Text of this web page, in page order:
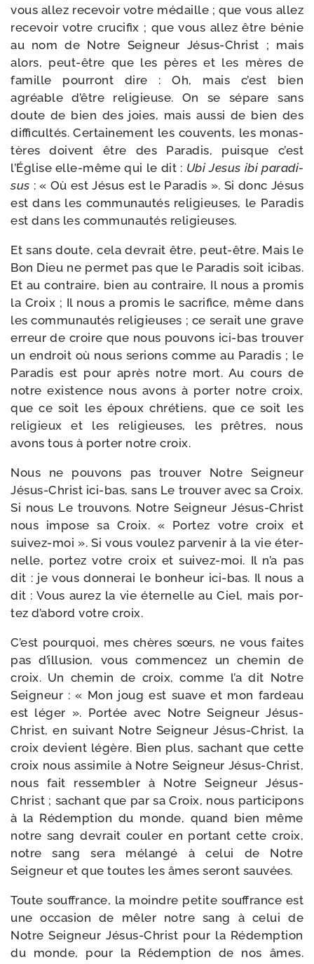
vous allez rece­voir votre médaille ; que vous allez
rece­voir votre cru­ci­fix ; que vous allez être bénie
au nom de Notre Seigneur Jésus-​Christ ; mais
alors, peut-​être que les pères et les mères de
famille pour­ront dire : Oh, mais c’est bien
agréable d’être reli­gieuse. On se sépare sans
doute de bien des joies, mais aus­si de bien des
dif­fi­cul­tés. Certainement les cou­vents, les monas­
tères doivent être des Paradis, puisque c’est
l’Église elle-​même qui le dit : Ubi Jesus ibi para­di­
sus : « Où est Jésus est le Paradis ». Si donc Jésus
est dans les com­mu­nau­tés reli­gieuses, le Paradis
est dans les com­mu­nau­tés religieuses.
Et sans doute, cela devrait être, peut-​être. Mais le
Bon Dieu ne per­met pas que le Paradis soit ici­bas.
Et au contraire, bien au contraire, Il nous a pro­mis
la Croix ; Il nous a pro­mis le sacri­fice, même dans
les com­mu­nau­tés reli­gieuses ; ce serait une grave
erreur de croire que nous pou­vons ici-​bas trou­ver
un endroit où nous serions comme au Paradis ; le
Paradis est pour après notre mort. Au cours de
notre exis­tence nous avons à por­ter notre croix,
que ce soit les époux chré­tiens, que ce soit les
reli­gieux et les reli­gieuses, les prêtres, nous
avons tous à por­ter notre croix.
Nous ne pou­vons pas trou­ver Notre Seigneur
Jésus-​Christ ici-​bas, sans Le trou­ver avec sa Croix.
Si nous Le trou­vons. Notre Seigneur Jésus-​Christ
nous impose sa Croix. « Portez votre croix et
suivez-​moi ». Si vous vou­lez par­ve­nir à la vie éter­
nelle, por­tez votre croix et suivez-​moi. Il n’a pas
dit : je vous don­ne­rai le bon­heur ici-​bas. Il nous a
dit : Vous aurez la vie éter­nelle au Ciel, mais por­
tez d’abord votre croix.
C’est pour­quoi, mes chères sœurs, ne vous faites
pas d’illusion, vous com­men­cez un che­min de
croix. Un che­min de croix, comme l’a dit Notre
Seigneur : « Mon joug est suave et mon far­deau
est léger ». Portée avec Notre Seigneur Jésus-​
Christ, en sui­vant Notre Seigneur Jésus-​Christ, la
croix devient légère. Bien plus, sachant que cette
croix nous assi­mile à Notre Seigneur Jésus-​Christ,
nous fait res­sem­bler à Notre Seigneur Jésus-​
Christ ; sachant que par sa Croix, nous par­ti­ci­pons
à la Rédemption du monde, quand bien même
notre sang devrait cou­ler en por­tant cette croix,
notre sang sera mélan­gé à celui de Notre
Seigneur et que toutes les âmes seront sauvées.
Toute souf­france, la moindre petite souf­france est
une occa­sion de mêler notre sang à celui de
Notre Seigneur Jésus-​Christ pour la Rédemption
du monde, pour la Rédemption de nos âmes.